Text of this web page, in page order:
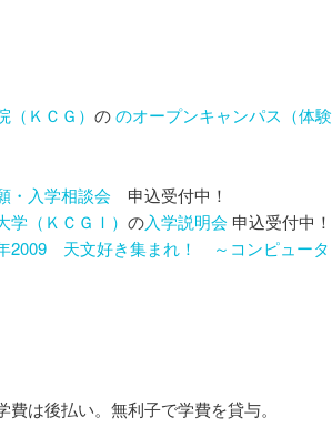
ＫＣＧ） ののオープンキャンパス（体験
・入学相談会 申込受付中！
（ＫＣＧＩ） の入学説明会 申込受付中！
2009 天文好き集まれ！ ～コンピュータ
は後払い。無利子で学費を貸与。